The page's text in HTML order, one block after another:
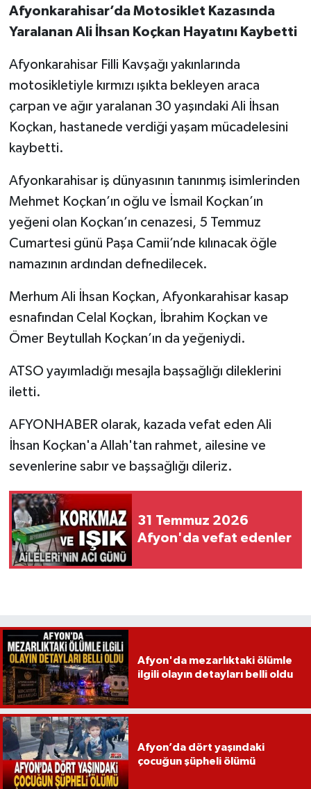
Afyonkarahisar’da Motosiklet Kazasında
Yaralanan Ali İhsan Koçkan Hayatını Kaybetti
Afyonkarahisar Filli Kavşağı yakınlarında
motosikletiyle kırmızı ışıkta bekleyen araca
çarpan ve ağır yaralanan 30 yaşındaki Ali İhsan
Koçkan, hastanede verdiği yaşam mücadelesini
kaybetti.
Afyonkarahisar iş dünyasının tanınmış isimlerinden
Mehmet Koçkan’ın oğlu ve İsmail Koçkan’ın
yeğeni olan Koçkan’ın cenazesi, 5 Temmuz
Cumartesi günü Paşa Camii’nde kılınacak öğle
namazının ardından defnedilecek.
Merhum Ali İhsan Koçkan, Afyonkarahisar kasap
esnafından Celal Koçkan, İbrahim Koçkan ve
Ömer Beytullah Koçkan’ın da yeğeniydi.
ATSO yayımladığı mesajla başsağlığı dileklerini
iletti.
AFYONHABER olarak, kazada vefat eden Ali
İhsan Koçkan'a Allah'tan rahmet, ailesine ve
sevenlerine sabır ve başsağlığı dileriz.
31 Temmuz 2026
Afyon'da vefat edenler
Afyon'da mezarlıktaki ölümle
ilgili olayın detayları belli oldu
Afyon’da dört yaşındaki
çocuğun şüpheli ölümü